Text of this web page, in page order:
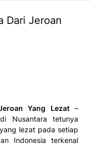
Dari Jeroan
Yang Lezat–
Nusantara tetunya
lezat pada setiap
Indonesia terkenal